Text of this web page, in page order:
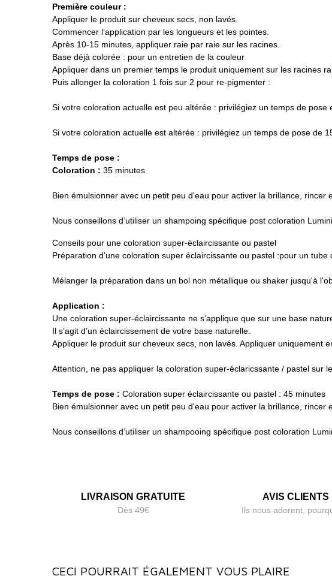
Première couleur :
Appliquer le produit sur cheveux secs, non lavés.
Commencer l’application par les longueurs et les pointes.
Après 10-15 minutes, appliquer raie par raie sur les racines.
Base déjà colorée : pour un entretien de la couleur
Appliquer dans un premier temps le produit uniquement sur les racines
Puis allonger la coloration 1 fois sur 2 pour re-pigmenter :
Si votre coloration actuelle est peu altérée : privilégiez un temps de
Si votre coloration actuelle est altérée : privilégiez un temps de pose de
Temps de pose :
Coloration : 35 minutes
Bien émulsionner avec un petit peu d'eau pour activer la brillance, rincer
Nous conseillons d’utiliser un shampoing spécifique post coloration
Conseils pour une coloration super-éclaircissante ou pastel
Préparation d’une coloration super éclaircissante ou pastel :pour un
Mélanger la préparation dans un bol non métallique ou shaker jusqu'à
Application :
Une coloration super-éclaircissante ne s’applique que sur une base
Il s’agit d’un éclaircissement de votre base naturelle.
Appliquer le produit sur cheveux secs, non lavés. Appliquer uniquement
Attention, ne pas appliquer la coloration super-éclaricssante / pastel sur
Temps de pose : Coloration super éclaircissante ou pastel : 45 minutes
Bien émulsionner avec un petit peu d'eau pour activer la brillance, rincer
Nous conseillons d’utiliser un shampooing spécifique post coloration
LIVRAISON GRATUITE
Dès 49€
AVIS CLIENTS
Ils nous adorent,
CECI POURRAIT ÉGALEMENT VOUS PLAIRE